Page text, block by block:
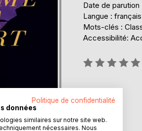
Date de parution
Langue : français
Mots-clés :
Accessibilité:
Évaluation:
Politique de confidentialité
données
similaires sur notre site web.
nécessaires. Nous